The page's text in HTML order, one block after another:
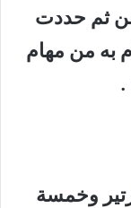
ثم حددت
به من مهام
.
وخمسة